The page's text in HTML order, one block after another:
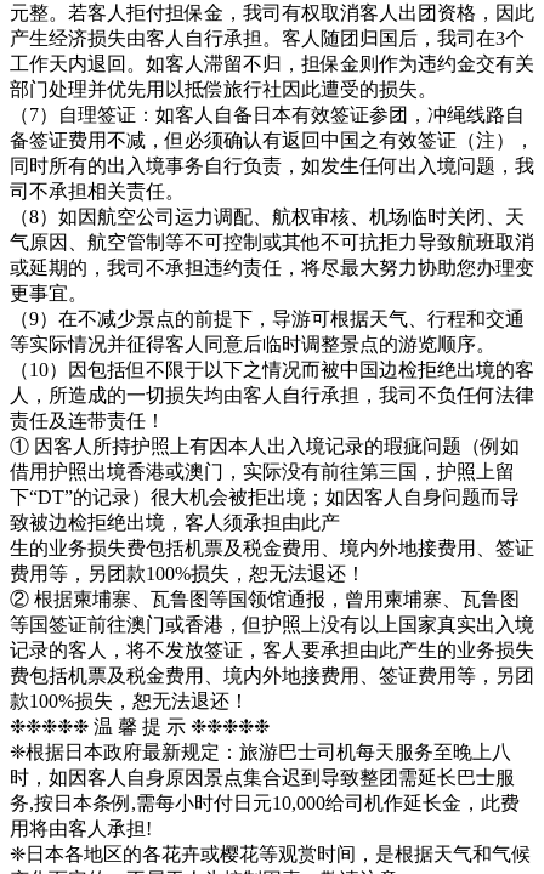
元整。若客人拒付担保金，我司有权取消客人出团资格，因此
产生经济损失由客人自行承担。客人随团归国后，我司在3个
工作天内退回。如客人滞留不归，担保金则作为违约金交有关
部门处理并优先用以抵偿旅行社因此遭受的损失。
（7）自理签证：如客人自备日本有效签证参团，冲绳线路自
备签证费用不减，但必须确认有返回中国之有效签证（注），
同时所有的出入境事务自行负责，如发生任何出入境问题，我
司不承担相关责任。
（8）如因航空公司运力调配、航权审核、机场临时关闭、天
气原因、航空管制等不可控制或其他不可抗拒力导致航班取消
或延期的，我司不承担违约责任，将尽最大努力协助您办理变
更事宜。
（9）在不减少景点的前提下，导游可根据天气、行程和交通
等实际情况并征得客人同意后临时调整景点的游览顺序。
（10）因包括但不限于以下之情况而被中国边检拒绝出境的客
人，所造成的一切损失均由客人自行承担，我司不负任何法律
责任及连带责任！
① 因客人所持护照上有因本人出入境记录的瑕疵问题（例如
借用护照出境香港或澳门，实际没有前往第三国，护照上留
下“DT”的记录）很大机会被拒出境；如因客人自身问题而导
致被边检拒绝出境，客人须承担由此产
生的业务损失费包括机票及税金费用、境内外地接费用、签证
费用等，另团款100%损失，恕无法退还！
② 根据柬埔寨、瓦鲁图等国领馆通报，曾用柬埔寨、瓦鲁图
等国签证前往澳门或香港，但护照上没有以上国家真实出入境
记录的客人，将不发放签证，客人要承担由此产生的业务损失
费包括机票及税金费用、境内外地接费用、签证费用等，另团
款100%损失，恕无法退还！
❉❉❉❉❉ 温 馨 提 示 ❉❉❉❉❉
❈根据日本政府最新规定：旅游巴士司机每天服务至晚上八
时，如因客人自身原因景点集合迟到导致整团需延长巴士服
务,按日本条例,需每小时付日元10,000给司机作延长金，此费
用将由客人承担!
❈日本各地区的各花卉或樱花等观赏时间，是根据天气和气候